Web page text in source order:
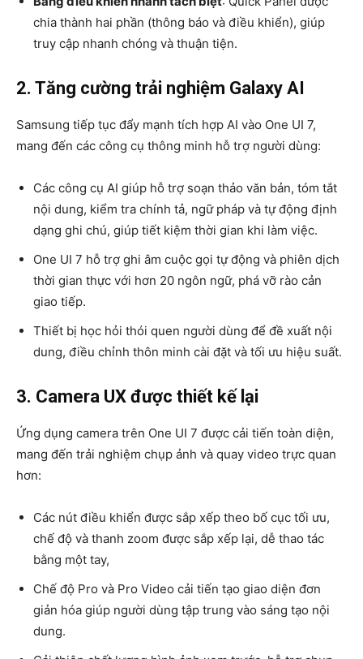
chia thành hai phần (thông báo và điều khiển), giúp
truy cập nhanh chóng và thuận tiện.
2. Tăng cường trải nghiệm Galaxy AI
Samsung tiếp tục đẩy mạnh tích hợp AI vào One UI 7,
mang đến các công cụ thông minh hỗ trợ người dùng:
Các công cụ AI giúp hỗ trợ soạn thảo văn bản, tóm tắt
nội dung, kiểm tra chính tả, ngữ pháp và tự động định
dạng ghi chú, giúp tiết kiệm thời gian khi làm việc.
One UI 7 hỗ trợ ghi âm cuộc gọi tự động và phiên dịch
thời gian thực với hơn 20 ngôn ngữ, phá vỡ rào cản
giao tiếp.
Thiết bị học hỏi thói quen người dùng để đề xuất nội
dung, điều chỉnh thôn minh cài đặt và tối ưu hiệu suất.
3. Camera UX được thiết kế lại
Ứng dụng camera trên One UI 7 được cải tiến toàn diện,
mang đến trải nghiệm chụp ảnh và quay video trực quan
hơn:
Các nút điều khiển được sắp xếp theo bố cục tối ưu,
chế độ và thanh zoom được sắp xếp lại, dễ thao tác
bằng một tay,
Chế độ Pro và Pro Video cải tiến tạo giao diện đơn
giản hóa giúp người dùng tập trung vào sáng tạo nội
dung.